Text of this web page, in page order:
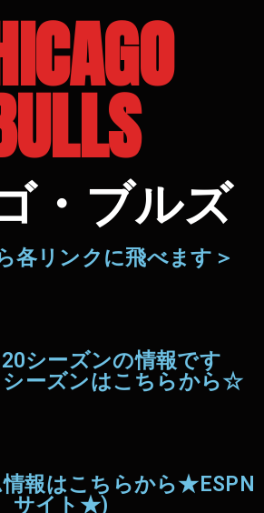
・ブルズ
各リンクに飛べます＞
シーズンの情報です
ーズンはこちらから☆
報はこちらから★ESPN
サイト★)